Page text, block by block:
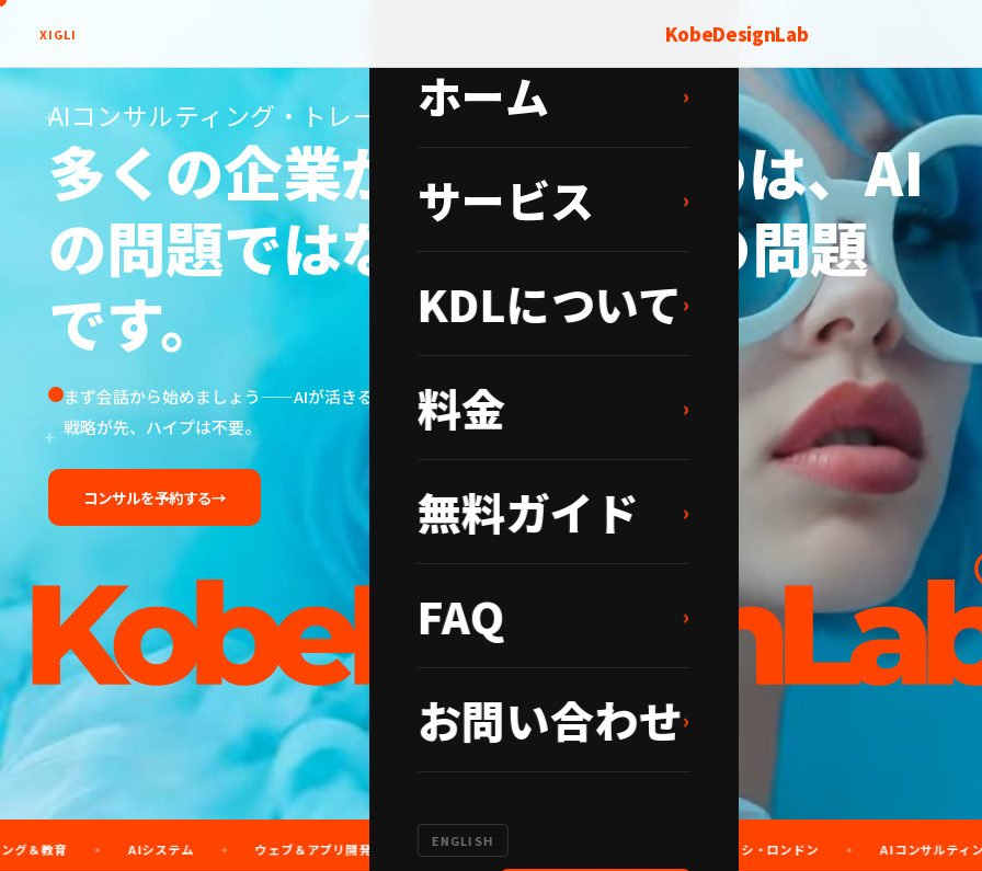
XIGLI KobeDesignLab
ホーム ›
サービス ›
KDLについて ›
料金 ›
無料ガイド ›
FAQ ›
お問い合わせ›
ENGLISH
+
+
AIコンサルティング・トレーニング・システム
多くの企業が抱えているのは、AI
の問題ではなく、明確さの問題
です。
まず会話から始めましょう——AIが活きる場所、活きない場所、そしてその価値について。
戦略が先、ハイプは不要。
コンサルを予約する→
✦ AIシステム ✦ ウェブ＆アプリ開発 ✦ ハイプより明確さ ✦ 神戸・バンコク・トビリシ・ロンドン ✦ AIコンサルティング ✦